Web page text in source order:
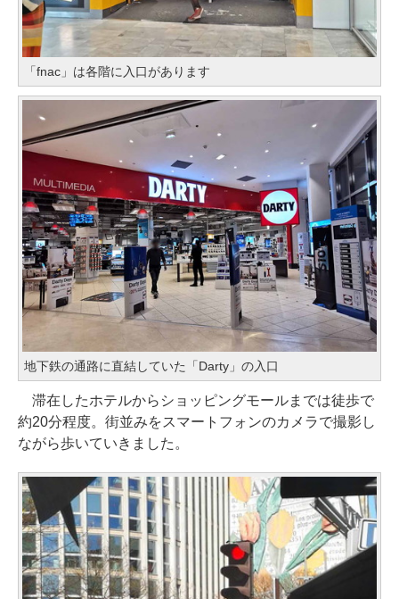
「fnac」は各階に入口があります
地下鉄の通路に直結していた「Darty」の入口
滞在したホテルからショッピングモールまでは徒歩で
約20分程度。街並みをスマートフォンのカメラで撮影し
ながら歩いていきました。